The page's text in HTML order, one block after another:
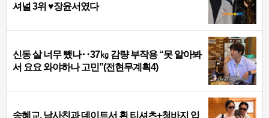
셔널 3위 ♥장윤서였다
신동 살 너무 뺐나‥37㎏ 감량 부작용 “못 알아봐
서 요요 와야하나 고민”(전현무계획4)
송혜교, 남사친과 데이트서 흰 티셔츠+청바지 입